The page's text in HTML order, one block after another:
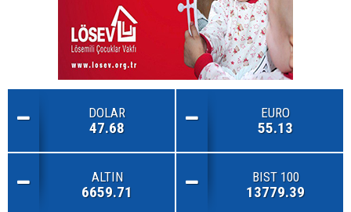
DOLAR
47.68
EURO
55.13
ALTIN
6659.71
BIST 100
13779.39